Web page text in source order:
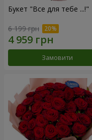
Букет "Все для тебе ...!"
6 199 грн
Замовити